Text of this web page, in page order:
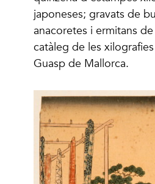
japoneses; gravats de
anacoretes i ermitans
catàleg de les
Guasp de Mallorca.